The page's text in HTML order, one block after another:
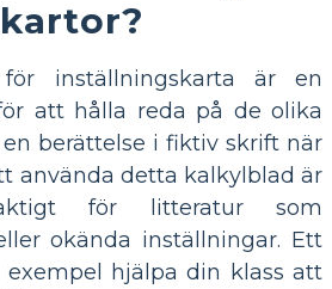
kartor?
inställningskarta är en
att hålla reda på de olika
berättelse i fiktiv skrift när
använda detta kalkylblad är
för litteratur som
okända inställningar. Ett
hjälpa din klass att